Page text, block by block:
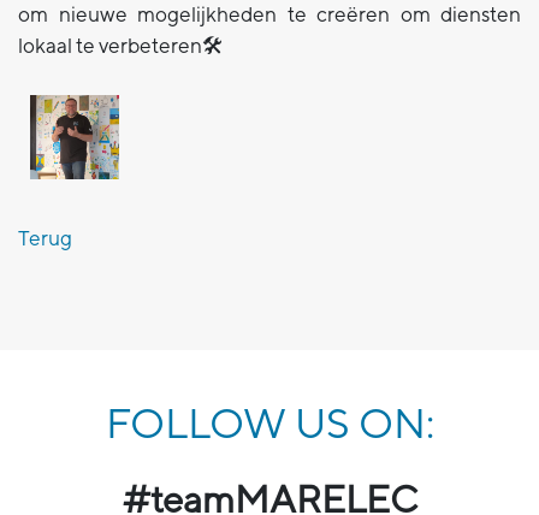
om nieuwe mogelijkheden te creëren om diensten
lokaal te verbeteren🛠️
Terug
FOLLOW US ON:
#teamMARELEC